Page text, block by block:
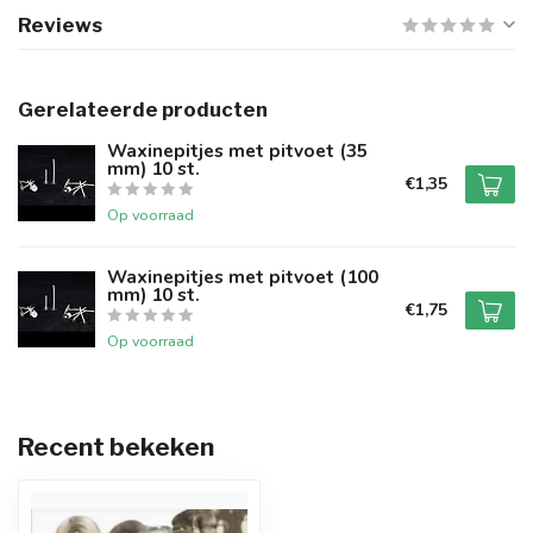
Reviews
Gerelateerde producten
Waxinepitjes met pitvoet (35
mm) 10 st.
Op voorraad
€1,35
Waxinepitjes met pitvoet (100
mm) 10 st.
Op voorraad
€1,75
Recent bekeken